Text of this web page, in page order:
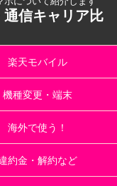
信キャリア比
楽天モバイル
機種変更・端末
海外で使う！
約金・解約など